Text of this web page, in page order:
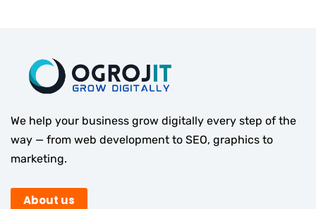
We help your business grow digitally every step of the
way — from web development to SEO, graphics to
marketing.
About us